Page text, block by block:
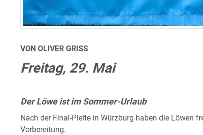
VON OLIVER GRISS
Freitag, 29. Mai
Der Löwe ist im Sommer-Urlaub
Nach der Final-Pleite in Würzburg haben die Löwen
Vorbereitung.